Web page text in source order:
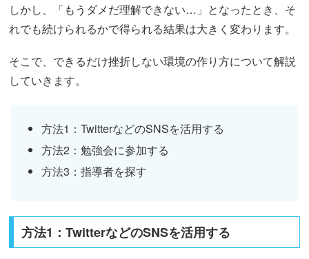
しかし、「もうダメだ理解できない…」となったとき、そ
れでも続けられるかで得られる結果は大きく変わります。
そこで、できるだけ挫折しない環境の作り方について解説
していきます。
方法1：TwitterなどのSNSを活用する
方法2：勉強会に参加する
方法3：指導者を探す
方法1：TwitterなどのSNSを活用する